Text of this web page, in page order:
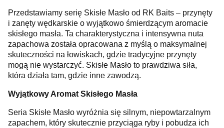
Przedstawiamy serię Skisłe Masło od RK Baits – przynęty
i zanęty wędkarskie o wyjątkowo śmierdzącym aromacie
skisłego masła. Ta charakterystyczna i intensywna nuta
zapachowa została opracowana z myślą o maksymalnej
skuteczności na łowiskach, gdzie tradycyjne przynęty
mogą nie wystarczyć. Skisłe Masło to prawdziwa siła,
która działa tam, gdzie inne zawodzą.
Wyjątkowy Aromat Skisłego Masła
Seria Skisłe Masło wyróżnia się silnym, niepowtarzalnym
zapachem, który skutecznie przyciąga ryby i pobudza ich